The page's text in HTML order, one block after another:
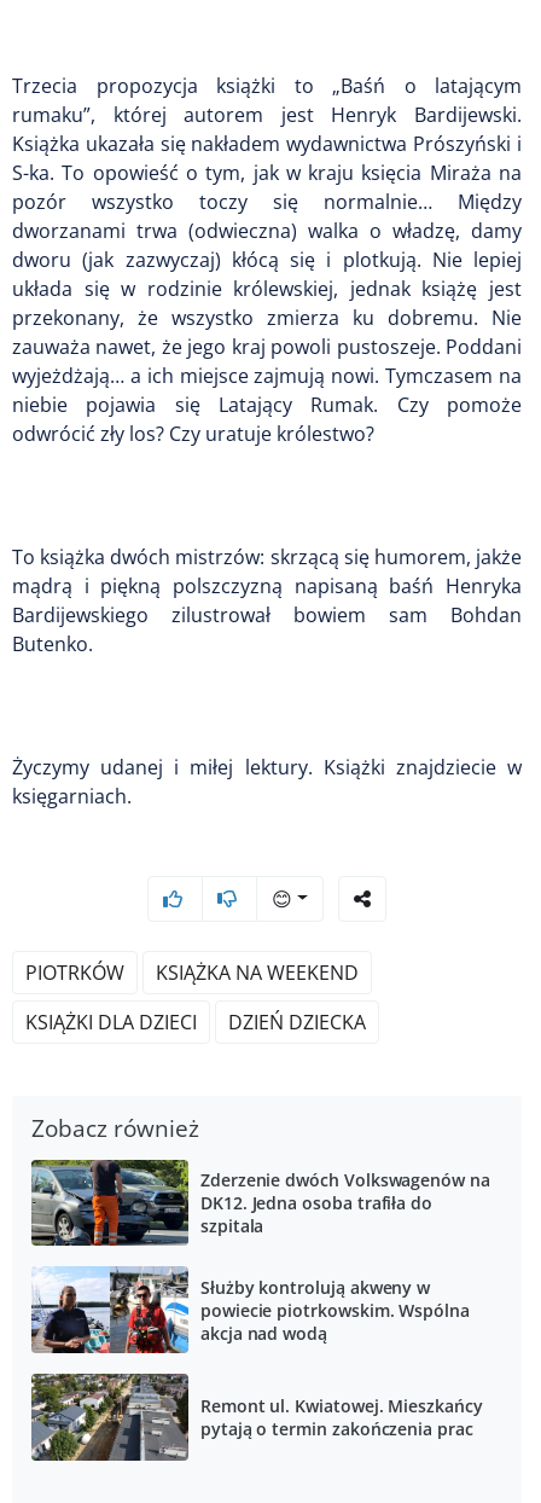
Trzecia propozycja książki to „Baśń o latającym
rumaku”, której autorem jest Henryk Bardijewski.
Książka ukazała się nakładem wydawnictwa Prószyński i
S-ka. To opowieść o tym, jak w kraju księcia Miraża na
pozór wszystko toczy się normalnie… Między
dworzanami trwa (odwieczna) walka o władzę, damy
dworu (jak zazwyczaj) kłócą się i plotkują. Nie lepiej
układa się w rodzinie królewskiej, jednak książę jest
przekonany, że wszystko zmierza ku dobremu. Nie
zauważa nawet, że jego kraj powoli pustoszeje. Poddani
wyjeżdżają… a ich miejsce zajmują nowi. Tymczasem na
niebie pojawia się Latający Rumak. Czy pomoże
odwrócić zły los? Czy uratuje królestwo?
To książka dwóch mistrzów: skrzącą się humorem, jakże
mądrą i piękną polszczyzną napisaną baśń Henryka
Bardijewskiego zilustrował bowiem sam Bohdan
Butenko.
Życzymy udanej i miłej lektury. Książki znajdziecie w
księgarniach.
😊
PIOTRKÓW
KSIĄŻKA NA WEEKEND
KSIĄŻKI DLA DZIECI
DZIEŃ DZIECKA
Zobacz również
Zderzenie dwóch Volkswagenów na
DK12. Jedna osoba trafiła do
szpitala
Służby kontrolują akweny w
powiecie piotrkowskim. Wspólna
akcja nad wodą
Remont ul. Kwiatowej. Mieszkańcy
pytają o termin zakończenia prac